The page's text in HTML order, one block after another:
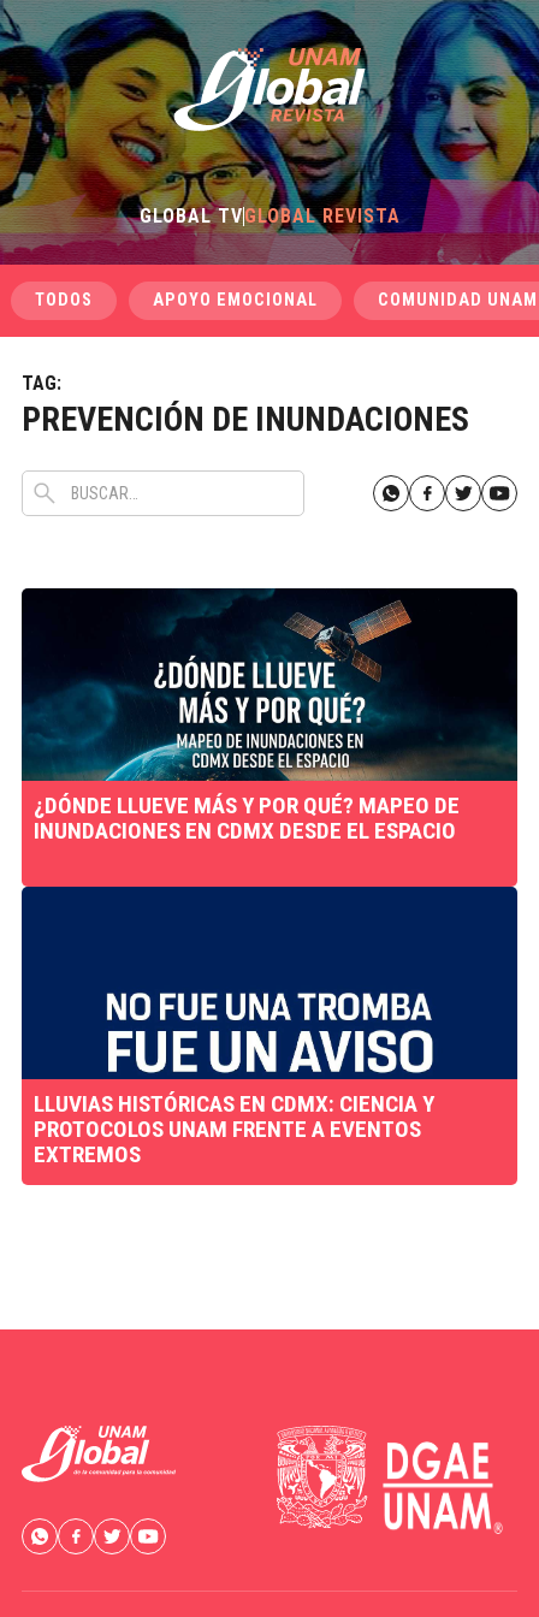
GLOBAL TVGLOBAL REVISTA
TODOS APOYO EMOCIONAL COMUNIDAD UNAM
TAG:
PREVENCIÓN DE INUNDACIONES
¿DÓNDE LLUEVE MÁS Y POR QUÉ? MAPEO DE
INUNDACIONES EN CDMX DESDE EL ESPACIO
LLUVIAS HISTÓRICAS EN CDMX: CIENCIA Y
PROTOCOLOS UNAM FRENTE A EVENTOS
EXTREMOS